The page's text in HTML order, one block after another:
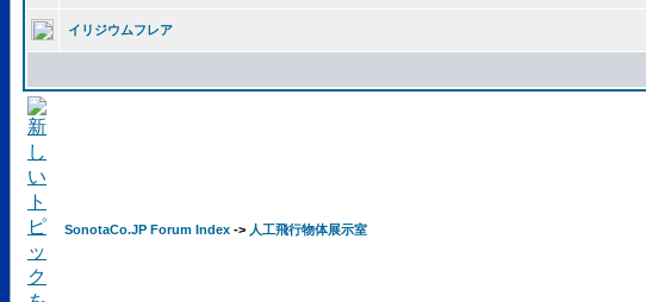
イリジウムフレア
SonotaCo.JP Forum Index -> 人工飛行物体展示室